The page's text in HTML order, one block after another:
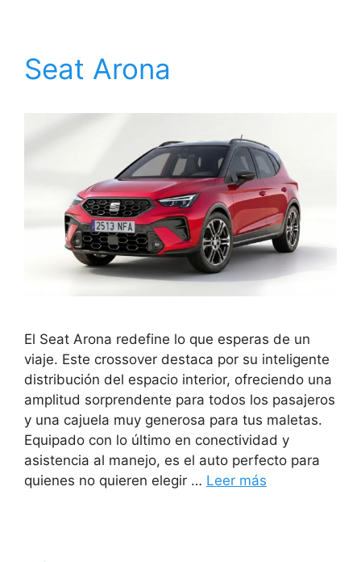
Seat Arona
El Seat Arona redefine lo que esperas de un
viaje. Este crossover destaca por su inteligente
distribución del espacio interior, ofreciendo una
amplitud sorprendente para todos los pasajeros
y una cajuela muy generosa para tus maletas.
Equipado con lo último en conectividad y
asistencia al manejo, es el auto perfecto para
quienes no quieren elegir … Leer más